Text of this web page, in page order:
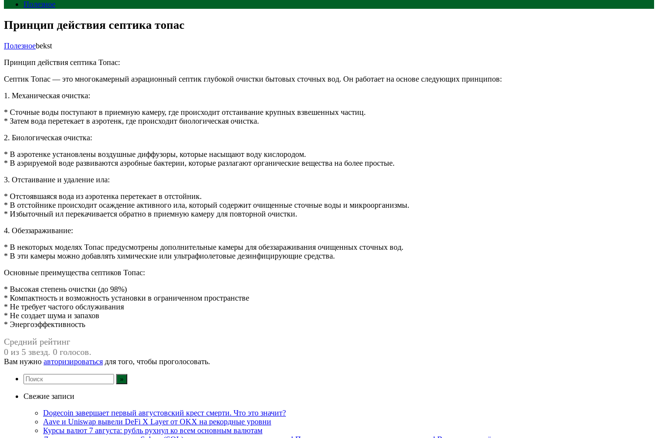
Полезное
Принцип действия септика топас
Полезноеbekst
Принцип действия септика Топас:
Септик Топас — это многокамерный аэрационный септик глубокой очистки бытовых сточных вод. Он работает на основе следующих принципов:
1. Механическая очистка:
* Сточные воды поступают в приемную камеру, где происходит отстаивание крупных взвешенных частиц.
* Затем вода перетекает в аэротенк, где происходит биологическая очистка.
2. Биологическая очистка:
* В аэротенке установлены воздушные диффузоры, которые насыщают воду кислородом.
* В аэрируемой воде развиваются аэробные бактерии, которые разлагают органические вещества на более простые.
3. Отстаивание и удаление ила:
* Отстоявшаяся вода из аэротенка перетекает в отстойник.
* В отстойнике происходит осаждение активного ила, который содержит очищенные сточные воды и микроорганизмы.
* Избыточный ил перекачивается обратно в приемную камеру для повторной очистки.
4. Обеззараживание:
* В некоторых моделях Топас предусмотрены дополнительные камеры для обеззараживания очищенных сточных вод.
* В эти камеры можно добавлять химические или ультрафиолетовые дезинфицирующие средства.
Основные преимущества септиков Топас:
* Высокая степень очистки (до 98%)
* Компактность и возможность установки в ограниченном пространстве
* Не требует частого обслуживания
* Не создает шума и запахов
* Энергоэффективность
Средний рейтинг
0 из 5 звезд. 0 голосов.
Вам нужно авторизироваться для того, чтобы проголосовать.
Свежие записи
Dogecoin завершает первый августовский крест смерти. Что это значит?
Aave и Uniswap вывели DeFi X Layer от OKX на рекордные уровни
Курсы валют 7 августа: рубль рухнул ко всем основным валютам